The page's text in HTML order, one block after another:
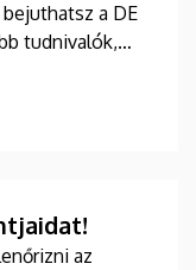
a DE
tudnivalók,
az